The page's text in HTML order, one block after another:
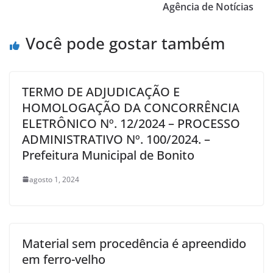
Agência de Notícias
Você pode gostar também
TERMO DE ADJUDICAÇÃO E
HOMOLOGAÇÃO DA CONCORRÊNCIA
ELETRÔNICO Nº. 12/2024 – PROCESSO
ADMINISTRATIVO Nº. ­­100/2024. –
Prefeitura Municipal de Bonito
agosto 1, 2024
Material sem procedência é apreendido
em ferro-velho